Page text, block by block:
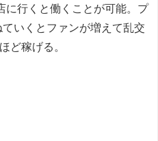
に行くと働くことが可能。プ
いくとファンが増えて乱交
ど稼げる。